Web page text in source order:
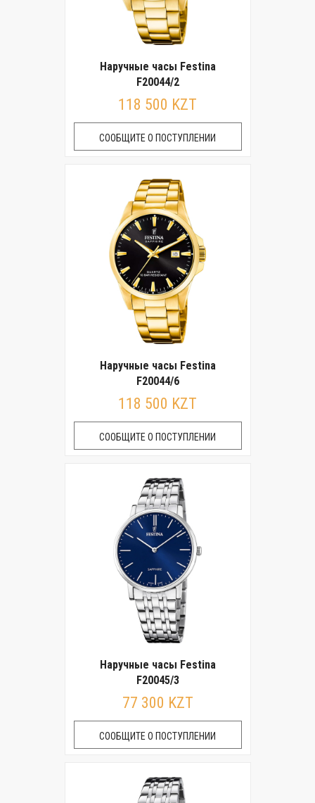
Наручные часы Festina
F20044/2
118 500 KZT
СООБЩИТЕ О ПОСТУПЛЕНИИ
Наручные часы Festina
F20044/6
118 500 KZT
СООБЩИТЕ О ПОСТУПЛЕНИИ
Наручные часы Festina
F20045/3
77 300 KZT
СООБЩИТЕ О ПОСТУПЛЕНИИ